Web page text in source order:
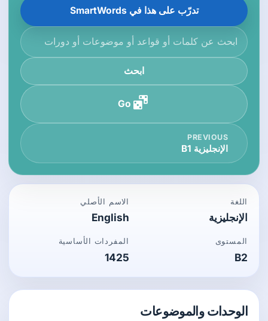
تدرّب على هذا في SmartWords
ابحث في قاعدة المعرفة
ابحث
Go
PREVIOUS
الإنجليزية B1
اللغة
الإنجليزية
الاسم الأصلي
English
المستوى
B2
المفردات الأساسية
1425
الوحدات والموضوعات